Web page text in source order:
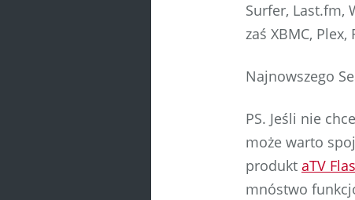
Surfer, Last.fm,
zaś XBMC,
Najnowszego
PS. Jeśli nie
może warto
produkt aTV
mnóstwo